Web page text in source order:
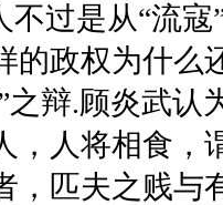
不过是从“流
的政权为什
之辩.顾炎武
，人将相食，
，匹夫之贱与